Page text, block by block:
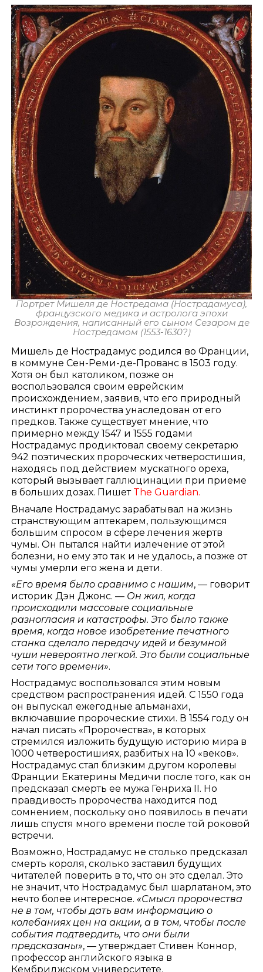
Портрет Мишеля де Ностредама (Нострадамуса),
французского медика и астролога эпохи
Возрождения, написанный его сыном Сезаром де
Ностредамом (1553-1630?)
Мишель де Нострадамус родился во Франции,
в коммуне Сен-Реми-де-Прованс в 1503 году.
Хотя он был католиком, позже он
воспользовался своим еврейским
происхождением, заявив, что его природный
инстинкт пророчества унаследован от его
предков. Также существует мнение, что
примерно между 1547 и 1555 годами
Нострадамус продиктовал своему секретарю
942 поэтических пророческих четверостишия,
находясь под действием мускатного ореха,
который вызывает галлюцинации при приеме
в больших дозах. Пишет The Guardian.
Вначале Нострадамус зарабатывал на жизнь
странствующим аптекарем, пользующимся
большим спросом в сфере лечения жертв
чумы. Он пытался найти излечение от этой
болезни, но ему это так и не удалось, а позже от
чумы умерли его жена и дети.
«Его время было сравнимо с нашим, — говорит
историк Дэн Джонс. — Он жил, когда
происходили массовые социальные
разногласия и катастрофы. Это было также
время, когда новое изобретение печатного
станка сделало передачу идей и безумной
чуши невероятно легкой. Это были социальные
сети того времени».
Нострадамус воспользовался этим новым
средством распространения идей. С 1550 года
он выпускал ежегодные альманахи,
включавшие пророческие стихи. В 1554 году он
начал писать «Пророчества», в которых
стремился изложить будущую историю мира в
1000 четверостишиях, разбитых на 10 «веков».
Нострадамус стал близким другом королевы
Франции Екатерины Медичи после того, как он
предсказал смерть ее мужа Генриха II. Но
правдивость пророчества находится под
сомнением, поскольку оно появилось в печати
лишь спустя много времени после той роковой
встречи.
Возможно, Нострадамус не столько предсказал
смерть короля, сколько заставил будущих
читателей поверить в то, что он это сделал. Это
не значит, что Нострадамус был шарлатаном, это
нечто более интересное. «Смысл пророчества
не в том, чтобы дать вам информацию о
колебаниях цен на акции, а в том, чтобы после
события подтвердить, что они были
предсказаны», — утверждает Стивен Коннор,
профессор английского языка в
Кембриджском университете.